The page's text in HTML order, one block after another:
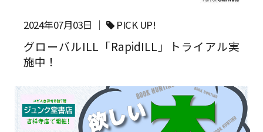
2024年07月03日 ｜ PICK UP!
グローバルILL「RapidILL」トライアル実
施中！